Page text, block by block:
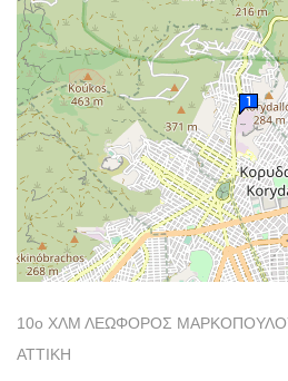
10ο ΧΛΜ ΛΕΩΦΟΡΟΣ
ΑΤΤΙΚΗ